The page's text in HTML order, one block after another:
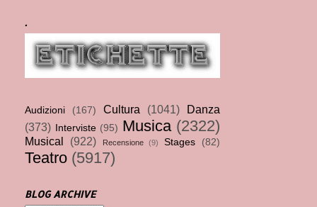
.
Audizioni (167) Cultura (1041)
Danza
(373)
Interviste (95) Musica (2322)
Musical (922) Recensione (9) Stages (82)
Teatro (5917)
BLOG ARCHIVE